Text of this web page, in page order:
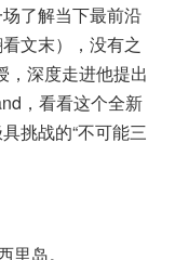
了解当下最前沿
文末），没有之
，深度走进他提出
，看看这个全新
挑战的“不可能三
岛。